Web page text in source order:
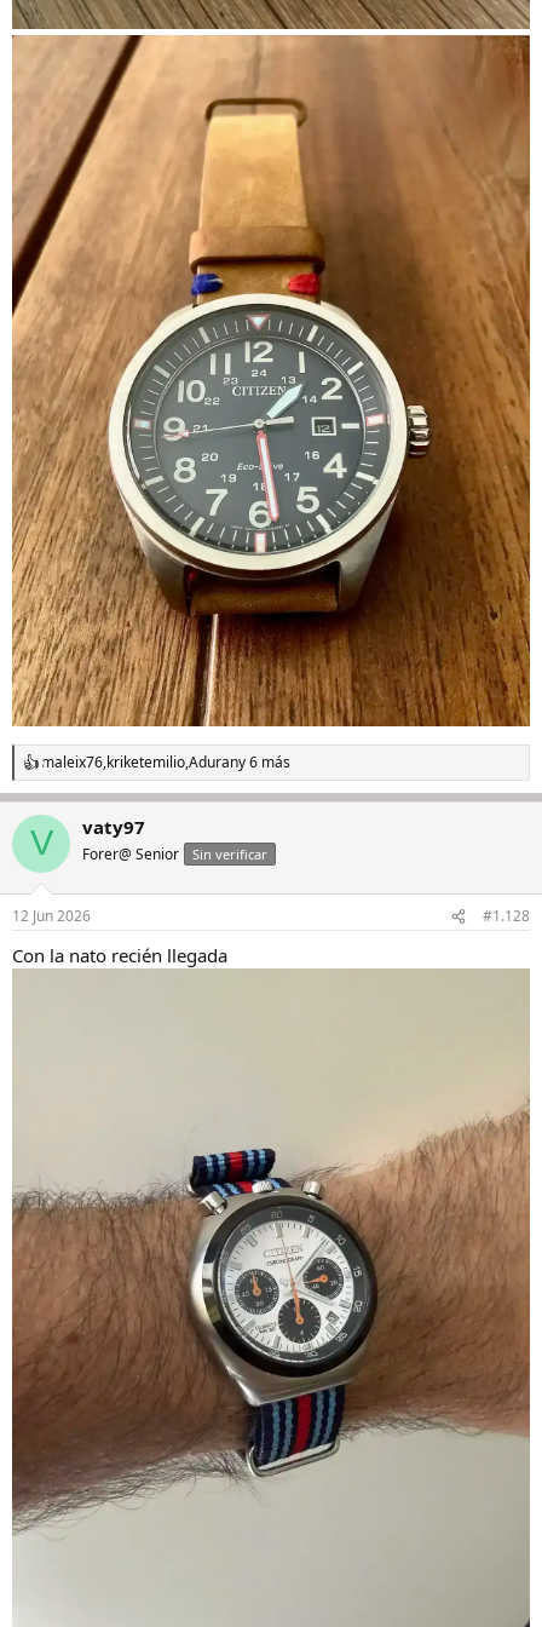
R
e
a
c
i
e
:
maleix76,kriketemilio,Adurany 6 más
V vaty97
Forer@ Senior Sin verificar
12 Jun 2026 #1.128
Con la nato recién llegada